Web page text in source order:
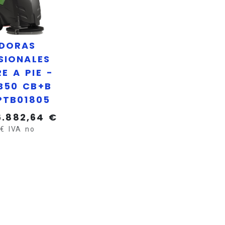
A PIE -
CB+B
€
€
IVA no